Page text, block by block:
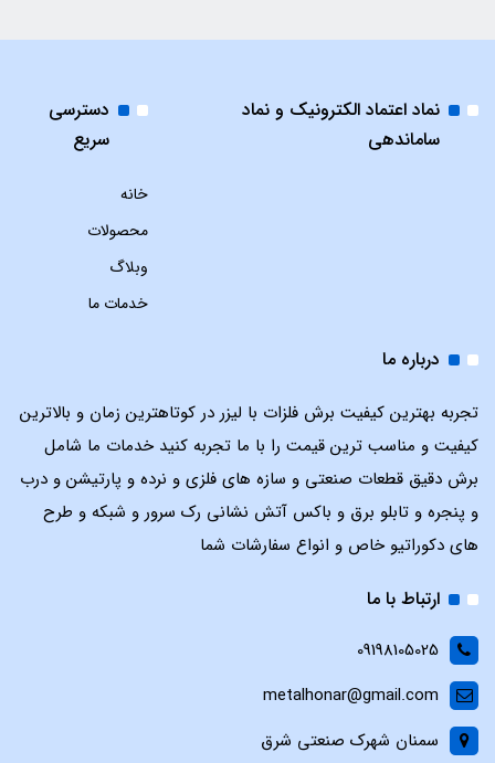
نماد اعتماد الکترونیک و نماد
ساماندهی
دسترسی
سریع
خانه
محصولات
وبلاگ
خدمات ما
درباره ما
تجربه بهترین کیفیت برش فلزات با لیزر در کوتاهترین زمان و بالاترین
کیفیت و مناسب ترین قیمت را با ما تجربه کنید خدمات ما شامل
برش دقیق قطعات صنعتی و سازه های فلزی و نرده و پارتیشن و درب
و پنجره و تابلو برق و باکس آتش نشانی رک سرور و شبکه و طرح
های دکوراتیو خاص و انواع سفارشات شما
ارتباط با ما
09198105025
metalhonar@gmail.com
سمنان شهرک صنعتی شرق